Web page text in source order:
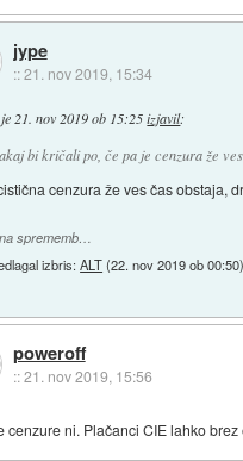
jype
::21. nov 2019, 15:34
je21. nov 2019 ob 15:25 izjavil:
bi kričali po, če pa je cenzura že
cenzura že ves čas obstaja,
sprememb…
izbris:ALT(22. nov 2019 ob 00:50)
poweroff
::21. nov 2019, 15:56
cenzure ni. Plačanci CIE lahko